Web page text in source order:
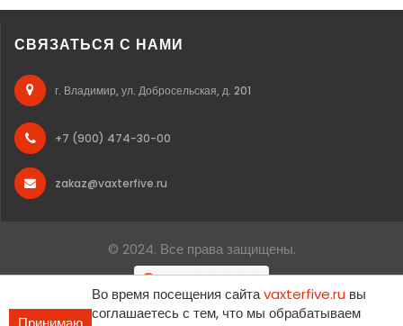
СВЯЗАТЬСЯ С НАМИ
г. Владимир, ул. Добросельская, д. 201
+7 (900) 474-30-00
zakaz@vaxterfive.ru
© 2024. Все права защищены.
Во время посещения сайтаvaxterfive.ru вы
соглашаетесь с тем, что мы обрабатываем